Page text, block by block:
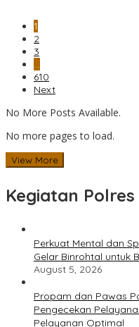
1
2
3
…
610
Next
No More Posts Available.
No more pages to load.
View More
Kegiatan Polres
Perkuat Mental dan
Gelar Binrohtal untuk
August 5, 2026
Propam dan Pawas
Pengecekan
Pelayanan Optimal